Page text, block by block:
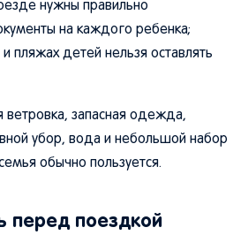
нужны правильно
на каждого ребенка;
пляжах детей нельзя оставлять
ветровка, запасная одежда,
убор, вода и небольшой набор
обычно пользуется.
перед поездкой